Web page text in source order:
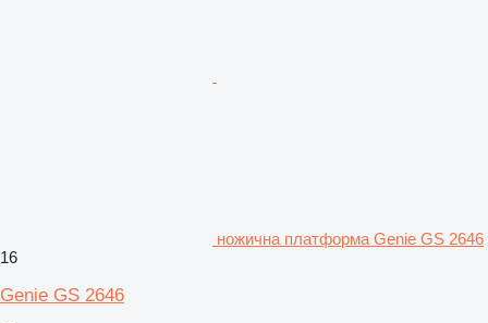
ножична платформа Genie GS 2646
16
Genie GS 2646